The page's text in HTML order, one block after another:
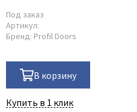
Под заказ
Артикул:
Бренд: Profil Doors
В корзину
Купить в 1 клик